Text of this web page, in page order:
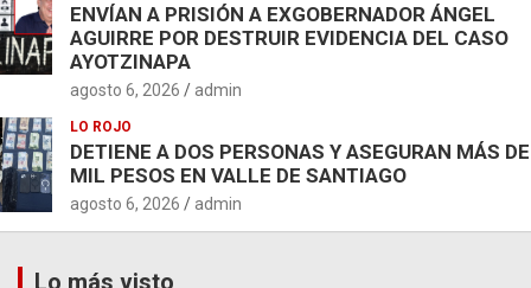
ENVÍAN A PRISIÓN A EXGOBERNADOR ÁNGEL
AGUIRRE POR DESTRUIR EVIDENCIA DEL CASO
AYOTZINAPA
agosto 6, 2026 admin
LO ROJO
DETIENE A DOS PERSONAS Y ASEGURAN MÁS
MIL PESOS EN VALLE DE SANTIAGO
agosto 6, 2026 admin
Lo más visto